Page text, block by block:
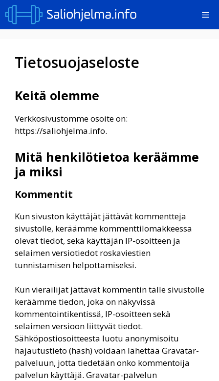
Siirry
sisältöön
Tietosuojaseloste
Keitä olemme
Verkkosivustomme osoite on:
https://saliohjelma.info.
Mitä henkilötietoa keräämme
ja miksi
Kommentit
Kun sivuston käyttäjät jättävät kommentteja
sivustolle, keräämme kommenttilomakkeessa
olevat tiedot, sekä käyttäjän IP-osoitteen ja
selaimen versiotiedot roskaviestien
tunnistamisen helpottamiseksi.
Kun vierailijat jättävät kommentin tälle sivustolle
keräämme tiedon, joka on näkyvissä
kommentointikentissä, IP-osoitteen sekä
selaimen versioon liittyvät tiedot.
Sähköpostiosoitteesta luotu anonymisoitu
hajautustieto (hash) voidaan lähettää Gravatar-
palveluun, jotta tiedetään onko kommentoija
palvelun käyttäjä. Gravatar-palvelun